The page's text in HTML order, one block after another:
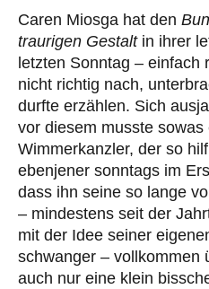
Caren Miosga hat den
traurigen Gestaltin ihrer
letzten Sonntag – einfach
nicht richtig nach,
durfte erzählen. Sich
vor diesem musste sowas
Wimmerkanzler, der so
ebenjener sonntags im
dass ihn seine so lange
– mindestens seit der
mit der Idee seiner
schwanger – vollkommen
auch nur eine klein